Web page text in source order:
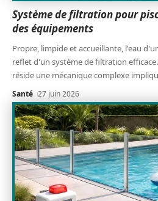
Système de filtration pour
des équipements
Propre, limpide et accueillante, l'eau
reflet d'un système de filtration
réside une mécanique complexe
Santé 27 juin 2026